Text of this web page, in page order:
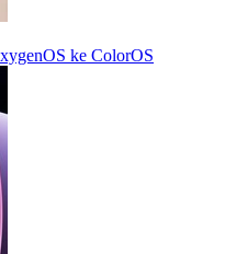
ke ColorOS